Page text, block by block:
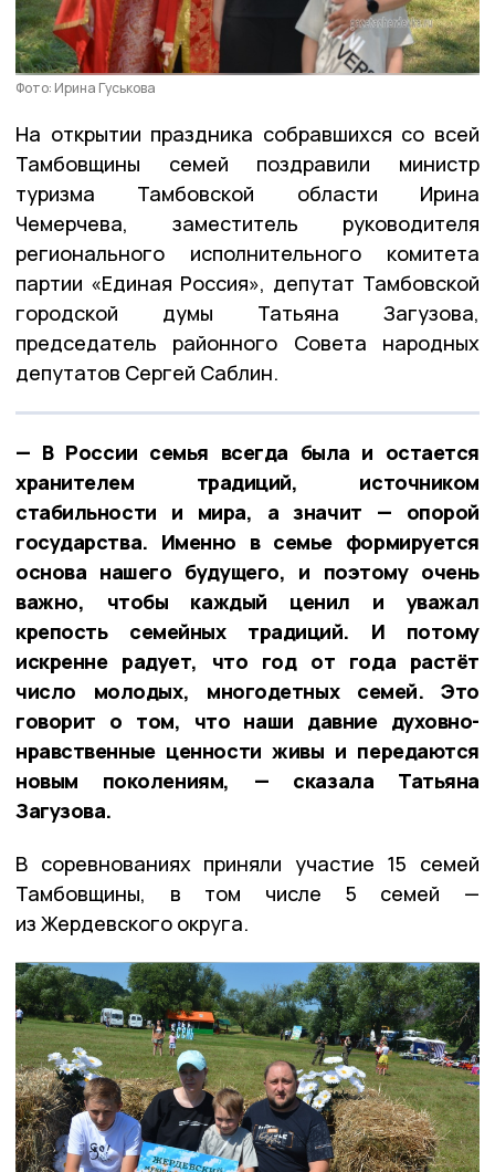
Фото: Ирина Гуськова
На открытии праздника собравшихся со всей
Тамбовщины семей поздравили министр
туризма Тамбовской области Ирина
Чемерчева, заместитель руководителя
регионального исполнительного комитета
партии «Единая Россия», депутат Тамбовской
городской думы Татьяна Загузова,
председатель районного Совета народных
депутатов Сергей Саблин.
— В России семья всегда была и остается
хранителем традиций, источником
стабильности и мира, а значит — опорой
государства. Именно в семье формируется
основа нашего будущего, и поэтому очень
важно, чтобы каждый ценил и уважал
крепость семейных традиций. И потому
искренне радует, что год от года растёт
число молодых, многодетных семей. Это
говорит о том, что наши давние духовно-
нравственные ценности живы и передаются
новым поколениям, — сказала Татьяна
Загузова.
В соревнованиях приняли участие 15 семей
Тамбовщины, в том числе 5 семей —
из Жердевского округа.